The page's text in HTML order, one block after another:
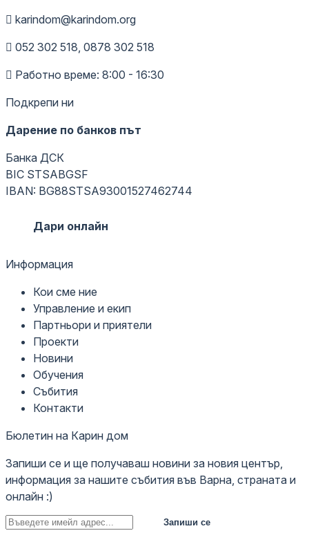
karindom@karindom.org
052 302 518, 0878 302 518
Работно време: 8:00 - 16:30
Подкрепи ни
Дарение по банков път
Банка ДСК
BIC STSABGSF
IBAN: BG88STSA93001527462744
Дари онлайн
Информация
Кои сме ние
Управление и екип
Партньори и приятели
Проекти
Новини
Обучения
Събития
Контакти
Бюлетин на Карин дом
Запиши се и ще получаваш новини за новия център,
информация за нашите събития във Варна, страната и
онлайн :)
Запиши се